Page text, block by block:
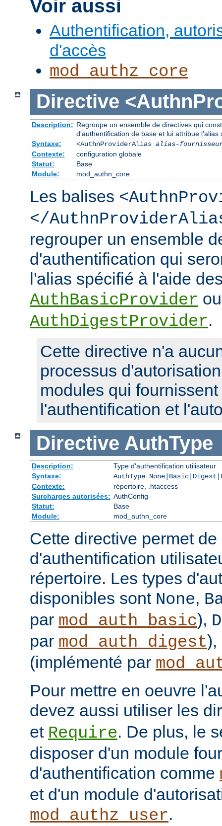
Voir aussi
Authentification,
d'accès
mod_authz_core
Directive
Description: Regroupe un ensemble de directives qui
d'authentification de base et lui attribue l'alias
Syntaxe:
<AuthnProviderAlias alias-
Contexte:
configuration globale
Statut:
Base
Module:
mod_authn_core
Les balises
</
regrouper un ensemble
d'authentification qui
l'alias spécifié à l'aide
AuthBasicProvider ou
AuthDigestProvider.
Cette directive n'a
processus
modules qui
l'authentification et
Directive AuthType
Description:
Type d'authentification utilisateur
Syntaxe:
AuthType
Contexte:
répertoire, .htaccess
Surcharges autorisées: AuthConfig
Statut:
Base
Module:
mod_authn_core
Cette directive permet
d'authentification
répertoire. Les types
disponibles sont None,
par mod_auth_basic),
par mod_auth_digest
(implémenté par
Pour mettre en oeuvre
devez aussi utiliser les
et Require. De plus, le
disposer d'un module
d'authentification comme
et d'un module
mod_authz_user.